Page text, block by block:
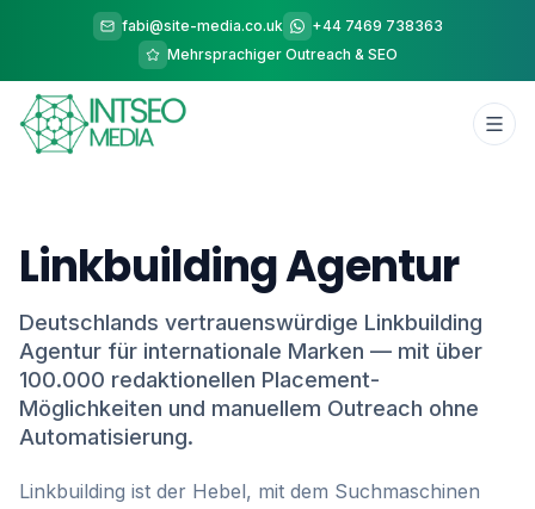
fabi@site-media.co.uk
+44 7469 738363
Mehrsprachiger Outreach & SEO
Linkbuilding Agentur
Deutschlands vertrauenswürdige Linkbuilding
Agentur für internationale Marken — mit über
100.000 redaktionellen Placement-
Möglichkeiten und manuellem Outreach ohne
Automatisierung.
Linkbuilding ist der Hebel, mit dem Suchmaschinen